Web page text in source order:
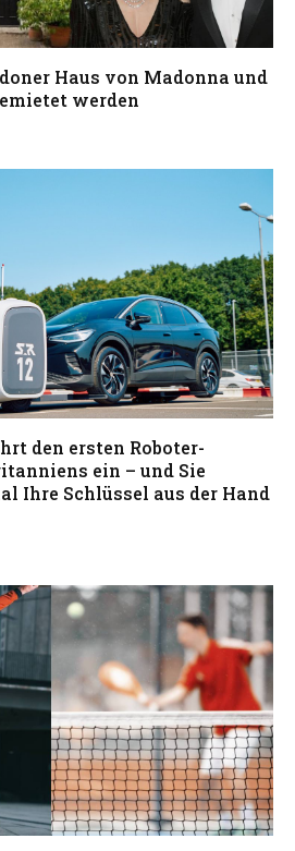
Haus von Madonna und
werden
den ersten Roboter-
ein – und Sie
Ihre Schlüssel aus der Hand